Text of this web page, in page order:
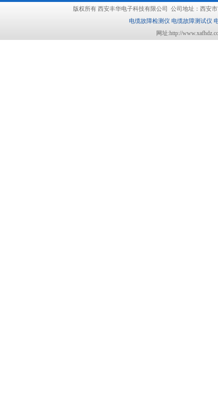
版权所有 西安丰华电子科技有限公司
公司地址：西安市
电缆故障检测仪 电缆故障测试仪
网址:http://